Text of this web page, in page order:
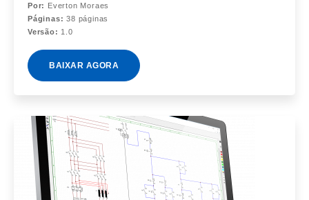
Por: Everton Moraes
Páginas: 38 páginas
Versão: 1.0
BAIXAR AGORA